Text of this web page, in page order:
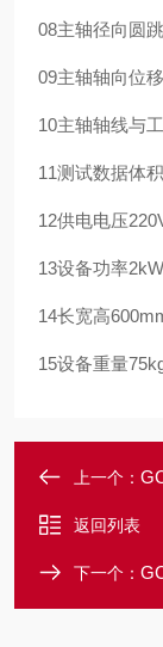
08主轴径向圆
09主轴轴向位
10主轴轴线与
11测试数据体
12供电电压
13设备功率2kW
14长宽高
15设备重量
上一个：
返回列表
下一个：